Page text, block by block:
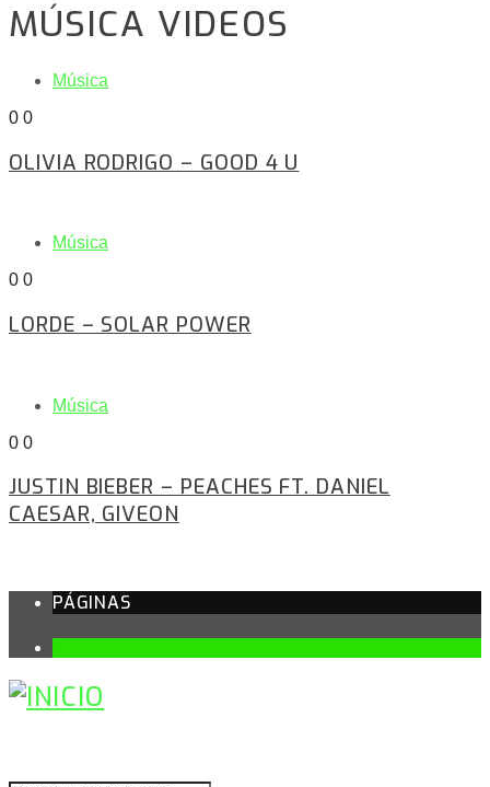
MÚSICA VIDEOS
Música
0 0
OLIVIA RODRIGO – GOOD 4 U
Música
0 0
LORDE – SOLAR POWER
Música
0 0
JUSTIN BIEBER – PEACHES FT. DANIEL
CAESAR, GIVEON
PÁGINAS